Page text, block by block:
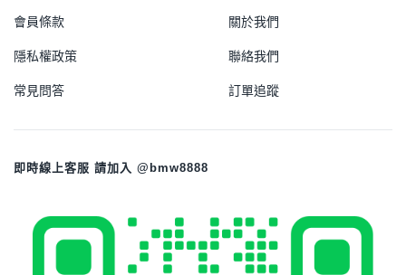
會員條款
隱私權政策
常見問答
關於我們
聯絡我們
訂單追蹤
即時線上客服 請加入 @bmw8888